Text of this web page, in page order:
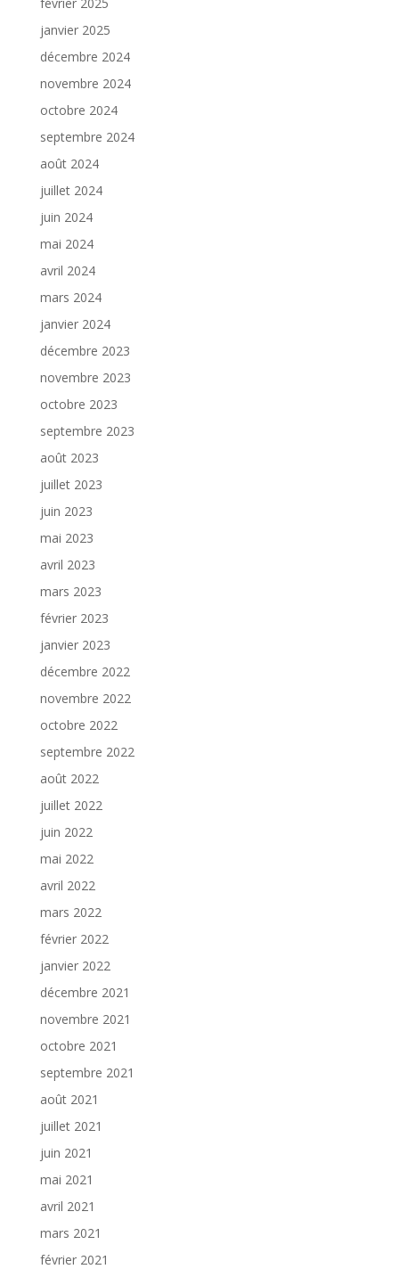
janvier 2025
décembre 2024
novembre 2024
octobre 2024
septembre 2024
août 2024
juillet 2024
juin 2024
mai 2024
avril 2024
mars 2024
janvier 2024
décembre 2023
novembre 2023
octobre 2023
septembre 2023
août 2023
juillet 2023
juin 2023
mai 2023
avril 2023
mars 2023
février 2023
janvier 2023
décembre 2022
novembre 2022
octobre 2022
septembre 2022
août 2022
juillet 2022
juin 2022
mai 2022
avril 2022
mars 2022
février 2022
janvier 2022
décembre 2021
novembre 2021
octobre 2021
septembre 2021
août 2021
juillet 2021
juin 2021
mai 2021
avril 2021
mars 2021
février 2021